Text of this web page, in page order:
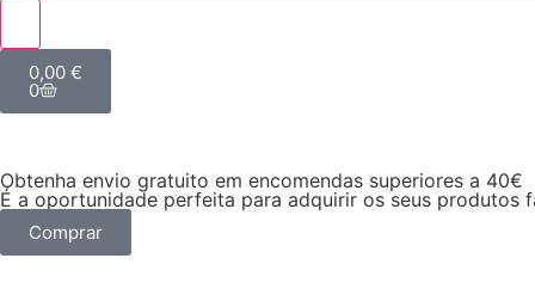
0,00 €
0
Obtenha envio gratuito em encomendas superiores a 40€
É a oportunidade perfeita para adquirir os seus produtos
Comprar